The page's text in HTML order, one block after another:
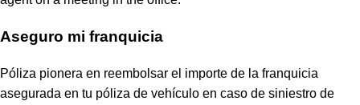
Aseguro mi franquicia
Póliza pionera en reembolsar el importe de la franquicia
asegurada en tu póliza de vehículo en caso de siniestro de